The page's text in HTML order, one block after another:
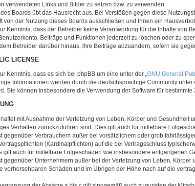
verwendeten Links und Bilder zu setzen bzw. zu verwenden.
Boards übt das Hausrecht aus. Bei Verstößen gegen diese
von der Nutzung dieses Boards ausschließen und Ihnen ein Hausverbot
Kenntnis, dass der Betreiber keine Verantwortung für die Inhalte von
Beiträge und Funktionen jederzeit zu löschen oder zu
Betreiber darüber hinaus, Ihre Beiträge abzuändern, sofern sie
LICENSE
Kenntnis, dass es sich bei phpBB um eine unter der „GNU General
Informationen werden durch die deutschsprachige Community
Sie können insbesondere die Verwendung der Software für
mit Ausnahme der Verletzung von Leben, Körper und
Verhalten zurückzuführen sind. Dies gilt auch für mittelbare
gegenüber Verbrauchern außer bei vorsätzlichem oder grob
(Kardinalpflichten) auf die bei Vertragsschluss
gilt auch für mittelbare Folgeschäden wie insbesondere entgangenen
gegenüber Unternehmern außer bei der Verletzung von Leben,
vorhersehbaren Schäden und im Übrigen der Höhe nach auf die